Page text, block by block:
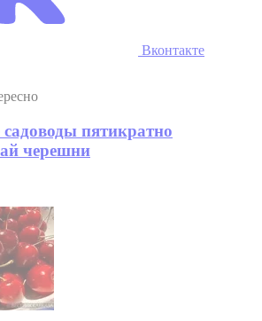
Вконтакте
пятикратно
черешни